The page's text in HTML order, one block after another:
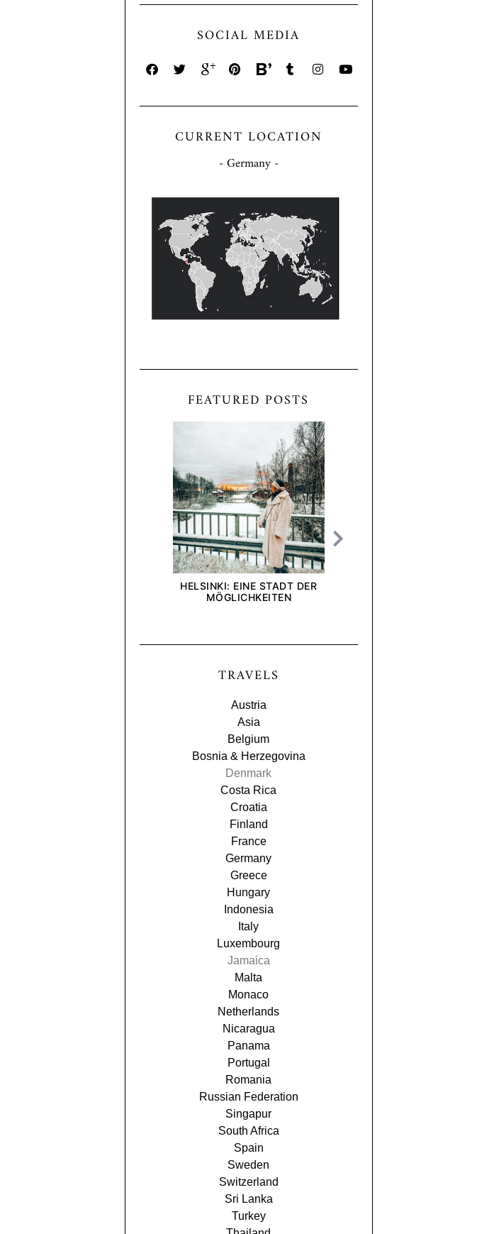
SOCIAL MEDIA
CURRENT LOCATION
- Germany -
FEATURED POSTS
HELSINKI: EINE STADT DER
MÖGLICHKEITEN
TRAVELS
Austria
Asia
Belgium
Bosnia & Herzegovina
Denmark
Costa Rica
Croatia
Finland
France
Germany
Greece
Hungary
Indonesia
Italy
Luxembourg
Jamaica
Malta
Monaco
Netherlands
Nicaragua
Panama
Portugal
Romania
Russian Federation
Singapur
South Africa
Spain
Sweden
Switzerland
Sri Lanka
Turkey